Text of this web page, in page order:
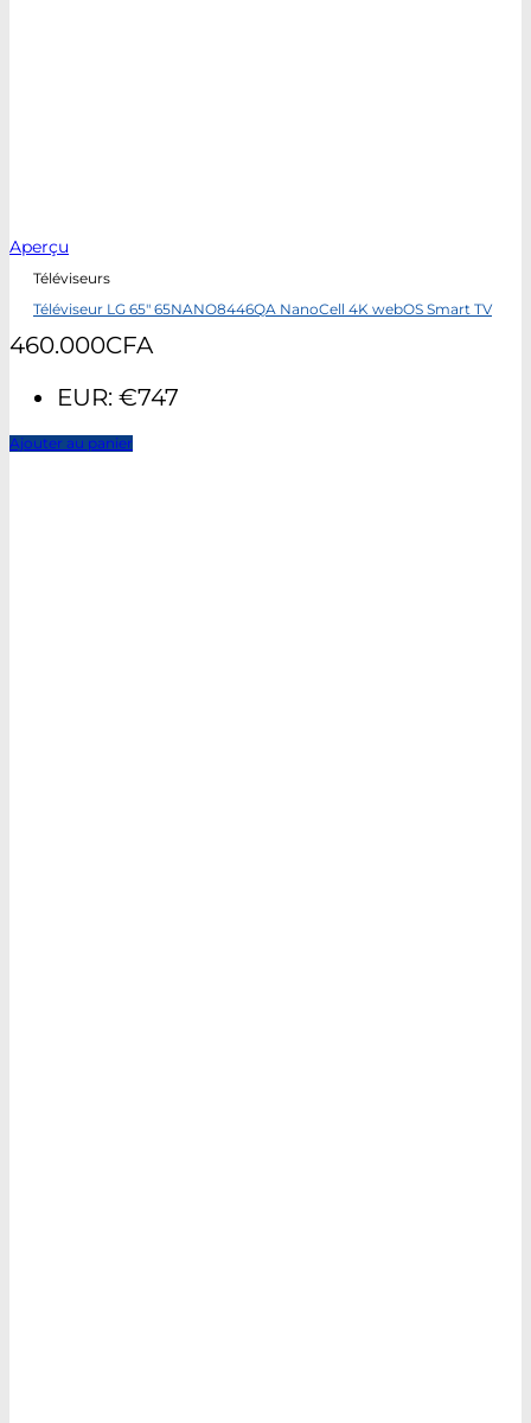
Aperçu
Téléviseurs
Téléviseur LG 65″ 65NANO8446QA NanoCell 4K webOS Smart TV
460.000CFA
EUR: €747
Ajouter au panier